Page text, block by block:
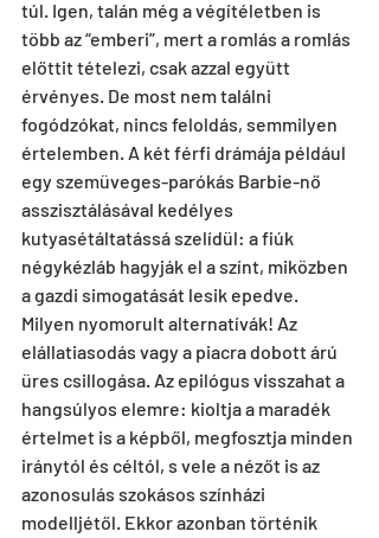
túl. Igen, talán még a végítéletben is
több az “emberi”, mert a romlás a romlás
előttit tételezi, csak azzal együtt
érvényes. De most nem találni
fogódzókat, nincs feloldás, semmilyen
értelemben. A két férfi drámája például
egy szemüveges-parókás Barbie-nő
asszisztálásával kedélyes
kutyasétáltatássá szelídül: a fiúk
négykézláb hagyják el a színt, miközben
a gazdi simogatását lesik epedve.
Milyen nyomorult alternatívák! Az
elállatiasodás vagy a piacra dobott árú
üres csillogása. Az epilógus visszahat a
hangsúlyos elemre: kioltja a maradék
értelmet is a képből, megfosztja minden
iránytól és céltól, s vele a nézőt is az
azonosulás szokásos színházi
modelljétől. Ekkor azonban történik